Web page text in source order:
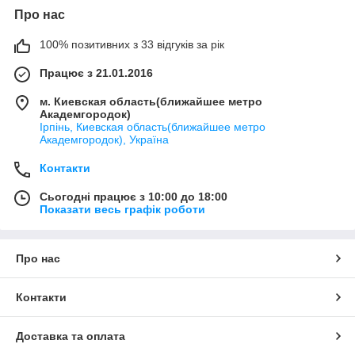
Про нас
100% позитивних з 33 відгуків за рік
Працює з 21.01.2016
м. Киевская область(ближайшее метро
Академгородок)
Ірпінь, Киевская область(ближайшее метро
Академгородок), Україна
Контакти
Сьогодні працює з 10:00 до 18:00
Показати весь графік роботи
Про нас
Контакти
Доставка та оплата